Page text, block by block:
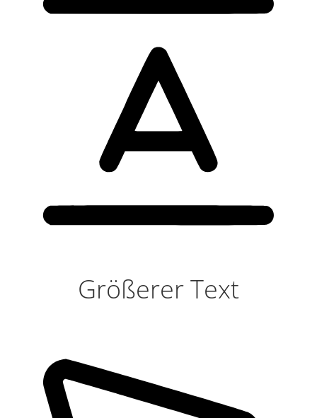
Größerer Text